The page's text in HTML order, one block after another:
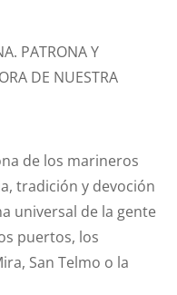
PATRONA Y
DE NUESTRA
de los marineros
tradición y devoción
universal de la gente
puertos, los
San Telmo o la